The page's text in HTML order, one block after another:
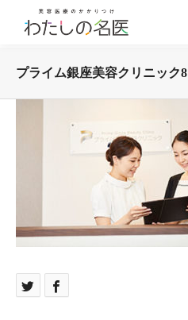
プライム銀座美容クリニック8